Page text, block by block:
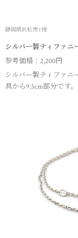
静岡県浜松市T様
シルバー製ティファニ
参考価格：2,200円
シルバー製ティファ
具から9.5cm部分です